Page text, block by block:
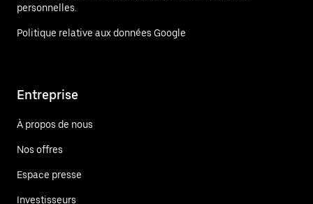
personnelles.
Politique relative aux données Google
Entreprise
À propos de nous
Nos offres
Espace presse
Investisseurs